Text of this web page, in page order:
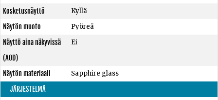
Kosketusnäyttö
Kyllä
Näytön muoto
Pyöreä
Näyttö aina näkyvissä
(AOD)
Ei
Näytön materiaali
Sapphire glass
JÄRJESTELMÄ